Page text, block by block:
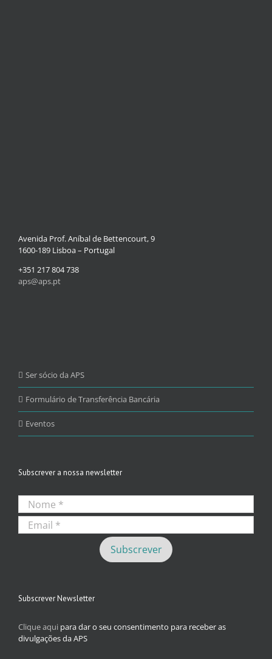
Avenida Prof. Aníbal de Bettencourt, 9
1600-189 Lisboa – Portugal
+351 217 804 738
aps@aps.pt
Ser sócio da APS
Formulário de Transferência Bancária
Eventos
Subscrever a nossa newsletter
Subscrever Newsletter
Clique aqui para dar o seu consentimento para receber as
divulgações da APS